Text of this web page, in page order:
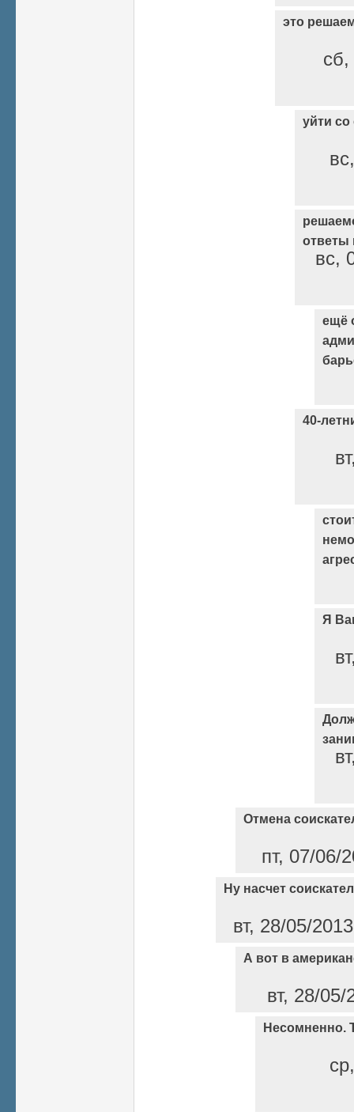
это
уйти со
ответы
вс,
ещё
40-
Я
Отмена
пт, 07/06/
Ну насчет
вт, 28/05/
А вот в
вт, 28/
Несомненно.